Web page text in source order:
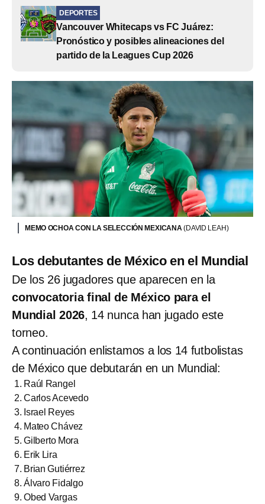
DEPORTES
Vancouver Whitecaps vs FC Juárez:
Pronóstico y posibles alineaciones del
partido de la Leagues Cup 2026
MEMO OCHOA CON LA SELECCIÓN MEXICANA(DAVID LEAH)
Los debutantes de México en el Mundial
De los 26 jugadores que aparecen en la
convocatoria final de México para el
Mundial 2026, 14 nunca han jugado este
torneo.
A continuación enlistamos a los 14 futbolistas
de México que debutarán en un Mundial:
Raúl Rangel
Carlos Acevedo
Israel Reyes
Mateo Chávez
Gilberto Mora
Erik Lira
Brian Gutiérrez
Álvaro Fidalgo
Obed Vargas